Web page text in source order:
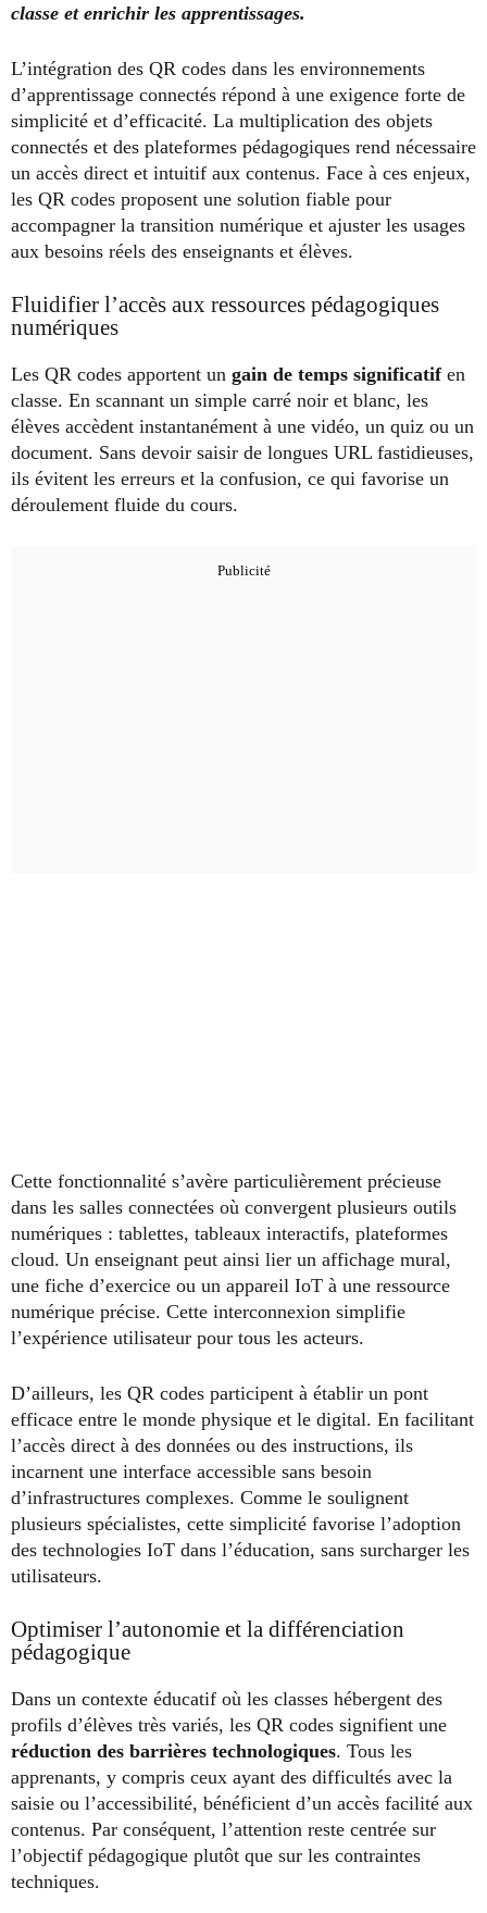
classe et enrichir les apprentissages.
L’intégration des QR codes dans les environnements
d’apprentissage connectés répond à une exigence forte de
simplicité et d’efficacité. La multiplication des objets
connectés et des plateformes pédagogiques rend nécessaire
un accès direct et intuitif aux contenus. Face à ces enjeux,
les QR codes proposent une solution fiable pour
accompagner la transition numérique et ajuster les usages
aux besoins réels des enseignants et élèves.
Fluidifier l’accès aux ressources pédagogiques
numériques
Les QR codes apportent un gain de temps significatifen
classe. En scannant un simple carré noir et blanc, les
élèves accèdent instantanément à une vidéo, un quiz ou un
document. Sans devoir saisir de longues URL fastidieuses,
ils évitent les erreurs et la confusion, ce qui favorise un
déroulement fluide du cours.
Cette fonctionnalité s’avère particulièrement précieuse
dans les salles connectées où convergent plusieurs outils
numériques : tablettes, tableaux interactifs, plateformes
cloud. Un enseignant peut ainsi lier un affichage mural,
une fiche d’exercice ou un appareil IoT à une ressource
numérique précise. Cette interconnexion simplifie
l’expérience utilisateur pour tous les acteurs.
D’ailleurs, les QR codes participent à établir un pont
efficace entre le monde physique et le digital. En facilitant
l’accès direct à des données ou des instructions, ils
incarnent une interface accessible sans besoin
d’infrastructures complexes. Comme le soulignent
plusieurs spécialistes, cette simplicité favorise l’adoption
des technologies IoT dans l’éducation, sans surcharger les
utilisateurs.
Optimiser l’autonomie et la différenciation
pédagogique
Dans un contexte éducatif où les classes hébergent des
profils d’élèves très variés, les QR codes signifient une
réduction des barrières technologiques. Tous les
apprenants, y compris ceux ayant des difficultés avec la
saisie ou l’accessibilité, bénéficient d’un accès facilité aux
contenus. Par conséquent, l’attention reste centrée sur
l’objectif pédagogique plutôt que sur les contraintes
techniques.